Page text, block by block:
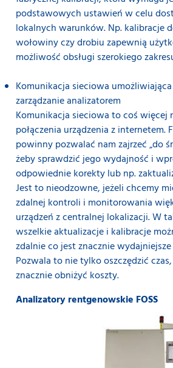
podstawowych ustawień w celu
lokalnych warunków. Np. kalibracje
wołowiny czy drobiu zapewnią
możliwość obsługi szerokiego
Komunikacja sieciowa
zarządzanie analizatorem
Komunikacja sieciowa to coś więcej
połączenia urządzenia z internetem.
powinny pozwalać nam zajrzeć „do
żeby sprawdzić jego wydajność i
odpowiednie korekty lub np.
Jest to nieodzowne, jeżeli chcemy
zdalnej kontroli i monitorowania
urządzeń z centralnej lokalizacji. W
wszelkie aktualizacje i kalibracje
zdalnie co jest znacznie
Pozwala to nie tylko oszczędzić
znacznie obniżyć koszty.
Analizatory rentgenowskie FOSS